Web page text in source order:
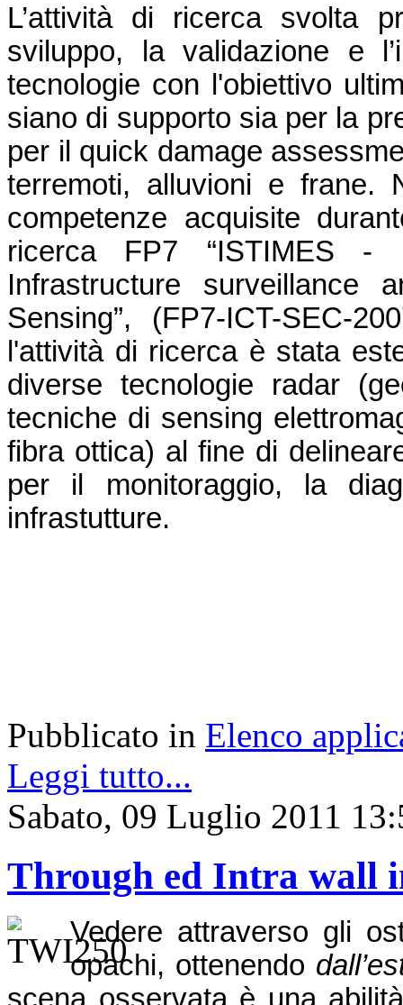
L’attività di ricerca svolta
sviluppo, la validazione e
tecnologie con l'obiettivo
siano di supporto sia per la
per il quick damage
terremoti, alluvioni e frane.
competenze acquisite
ricerca FP7 “ISTIMES -
Infrastructure surveillance
Sensing”, (FP7-ICT-SEC-
l'attività di ricerca è stata
diverse tecnologie radar
tecniche di sensing
fibra ottica) al fine di
per il monitoraggio, la
infrastutture.
Pubblicato in Elenco
Leggi tutto...
Sabato, 09 Luglio 2011
Through ed Intra wall
Vedere attraverso gli
opachi, ottenendo